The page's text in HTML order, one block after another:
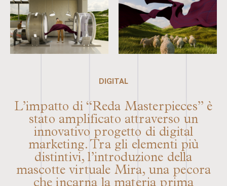
DIGITAL
L’impatto di “Reda Masterpieces” è
stato amplificato attraverso un
innovativo progetto di digital
marketing. Tra gli elementi più
distintivi, l’introduzione della
mascotte virtuale Mira, una pecora